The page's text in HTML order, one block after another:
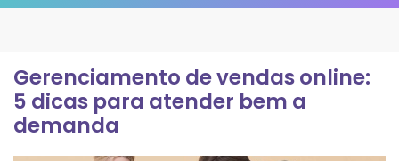
Gerenciamento de vendas online:
5 dicas para atender bem a
demanda